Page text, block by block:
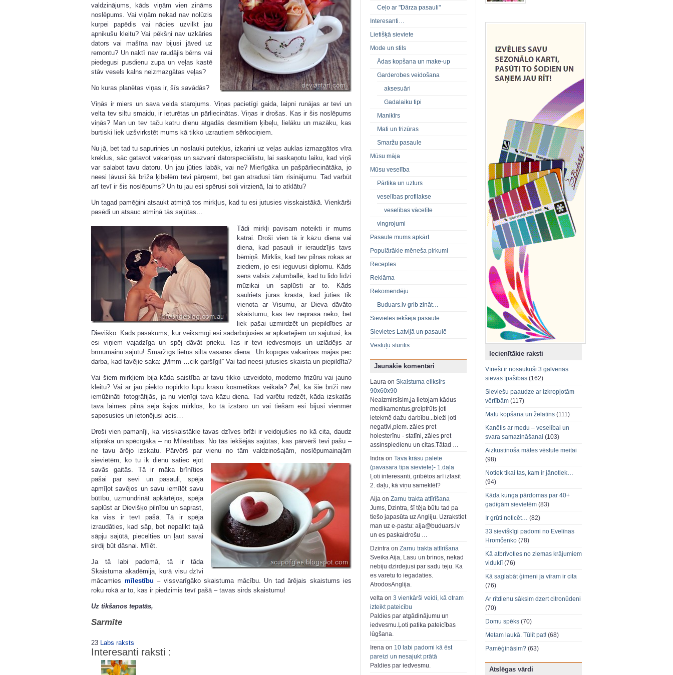
valdzinājums, kāds viņām vien zināms
noslēpums. Vai viņām nekad nav nolūzis
kurpei papēdis vai nācies uzvilkt jau
apnikušu kleitu? Vai pēkšņi nav uzkāries
dators vai mašīna nav bijusi jāved uz
remontu? Un naktī nav raudājis bērns vai
piedegusi pusdienu zupa un veļas kastē
stāv vesels kalns neizmazgātas veļas?
No kuras planētas viņas ir, šīs savādās?
Viņās ir miers un sava veida starojums. Viņas pacietīgi gaida, laipni runājas ar tevi un
velta tev siltu smaidu, ir ieturētas un pārliecinātas. Viņas ir drošas. Kas ir šis noslēpums
viņās? Man un tev taču katru dienu atgadās desmitiem ķibeļu, lielāku un mazāku, kas
burtiski liek uzšvirkstēt mums kā tikko uzrautiem sērkociņiem.
Nu jā, bet tad tu sapurinies un noslauki putekļus, izkarini uz veļas auklas izmazgātos vīra
kreklus, sāc gatavot vakariņas un sazvani datorspeciālistu, lai saskaņotu laiku, kad viņš
var salabot tavu datoru. Un jau jūties labāk, vai ne? Mierīgāka un pašpārliecinātāka, jo
neesi ļāvusi šā brīža ķibelēm tevi pārņemt, bet gan atradusi tām risinājumu. Tad varbūt
arī tevī ir šis noslēpums? Un tu jau esi spērusi soli virzienā, lai to atklātu?
Un tagad pamēģini atsaukt atmiņā tos mirkļus, kad tu esi jutusies visskaistākā. Vienkārši
pasēdi un atsauc atmiņā tās sajūtas…
Tādi mirkļi pavisam noteikti ir mums
katrai. Droši vien tā ir kāzu diena vai
diena, kad pasauli ir ieraudzījis tavs
bērniņš. Mirklis, kad tev pilnas rokas ar
ziediem, jo esi ieguvusi diplomu. Kāds
sens valsis zaļumballē, kad tu lido līdzi
mūzikai un saplūsti ar to. Kāds
saulriets jūras krastā, kad jūties tik
vienota ar Visumu, ar Dieva dāvāto
skaistumu, kas tev neprasa neko, bet
liek pašai uzmirdzēt un piepildīties ar
Dievišķo. Kāds pasākums, kur veiksmīgi esi sadarbojusies ar apkārtējiem un sajutusi, ka
esi viņiem vajadzīga un spēj dāvāt prieku. Tas ir tevi iedvesmojis un uzlādējis ar
brīnumainu sajūtu! Smaržīgs lietus siltā vasaras dienā.. Un kopīgās vakariņas mājās pēc
darba, kad tavējie saka: „Mmm …cik garšīgi!” Vai tad neesi jutusies skaista un piepildīta?
Vai šiem mirkļiem bija kāda saistība ar tavu tikko uzveidoto, moderno frizūru vai jauno
kleitu? Vai ar jau piekto nopirkto lūpu krāsu kosmētikas veikalā? Žēl, ka šie brīži nav
iemūžināti fotogrāfijās, ja nu vienīgi tava kāzu diena. Tad varētu redzēt, kāda izskatās
tava laimes pilnā seja šajos mirkļos, ko tā izstaro un vai tiešām esi bijusi vienmēr
saposusies un ietonējusi acis…
Droši vien pamanīji, ka visskaistākie tavas dzīves brīži ir veidojušies no kā cita, daudz
stiprāka un spēcīgāka – no Mīlestības. No tās iekšējās sajūtas, kas pārvērš tevi pašu –
ne tavu ārējo izskatu. Pārvērš par vienu no tām valdzinošajām, noslēpumainajām
sievietēm,
ko tu ik dienu satiec ejot
savās gaitās. Tā ir māka brīnīties
pašai par sevi un pasauli, spēja
apmīļot savējos un savu iemīlēt savu
būtību, uzmundrināt apkārtējos, spēja
saplūst ar Dievišķo pilnību un saprast,
ka viss ir tevī pašā. Tā ir spēja
izraudāties, kad sāp, bet nepalikt tajā
sāpju sajūtā, piecelties un ļaut savai
sirdij būt dāsnai. Mīlēt.
Ja tā labi padomā, tā ir tāda
Skaistuma akadēmija, kurā visu dzīvi
mācamies mīlestību – vissvarīgāko skaistuma mācību. Un tad ārējais skaistums ies
roku rokā ar to, kas ir piedzimis tevī pašā – tavas sirds skaistumu!
Uz tikšanos tepatās,
Sarmīte
23 Labs raksts
Interesanti raksti :
Ceļo ar "Dārza pasauli"
Interesanti…
Lietišķā sieviete
Mode un stils
Ādas kopšana un make-up
Garderobes veidošana
aksesuāri
Gadalaiku tipi
Manikīrs
Mati un frizūras
Smaržu pasaule
Mūsu māja
Mūsu veselība
Pārtika un uzturs
veselības profilakse
veselības vācelīte
vingrojumi
Pasaule mums apkārt
Populārākie mēneša pirkumi
Receptes
Reklāma
Rekomendēju
Buduars.lv grib zināt…
Sievietes iekšējā pasaule
Sievietes Latvijā un pasaulē
Vēstuļu stūrītis
Jaunākie komentāri
Laura on Skaistuma eliksīrs
90x60x90
Neaizmirsīsim,ja lietojam kādus
medikamentus,greipfrūts ļoti
ietekmē dažu darbību...bieži ļoti
negatīvi,piem. zāles pret
holesterīnu - statīni, zāles pret
assinspiedienu un citas.Tātad …
Indra on Tava krāsu palete
(pavasara tipa sieviete)- 1.daļa
Ļoti interesanti, gribētos arī izlasīt
2. daļu, kā viņu sameklēt?
Aija on Zarnu trakta attīrīšana
Jums, Dzintra, šī tēja būtu tad pa
tiešo japasūta uz Angliju. Uzrakstiet
man uz e-pastu: aija@buduars.lv
un es paskaidrošu …
Dzintra on Zarnu trakta attīrīšana
Sveika Aija, Lasu un brinos, nekad
nebiju dzirdejusi par sadu teju. Ka
es varetu to iegadaties.
AtrodosAnglija.
velta on 3 vienkārši veidi, kā otram
izteikt pateicību
Paldies par atgādinājumu un
iedvesmu.Ļoti patika pateicības
lūgšana.
Irena on 10 labi padomi kā ēst
pareizi un nesajukt prātā
Paldies par iedvesmu.
Iecienītākie raksti
Vīrieši ir nosaukuši 3 galvenās
sievas īpašības (162)
Sieviešu paaudze ar izkropļotām
vērtībām (117)
Matu kopšana un želatīns (111)
Kanēlis ar medu – veselībai un
svara samazināšanai (103)
Aizkustinoša mātes vēstule meitai
(98)
Notiek tikai tas, kam ir jānotiek…
(94)
Kāda kunga pārdomas par 40+
gadīgām sievietēm (83)
Ir grūti noticēt… (82)
33 sievišķīgi padomi no Evelīnas
Hromčenko (78)
Kā atbrīvoties no ziemas krājumiem
viduklī(76)
Kā saglabāt ģimeni ja vīram ir cita
(76)
Ar rītdienu sāksim dzert citronūdeni
(70)
Domu spēks (70)
Metam laukā. Tūlīt pat! (68)
Pamēģināsim? (63)
Atslēgas vārdi